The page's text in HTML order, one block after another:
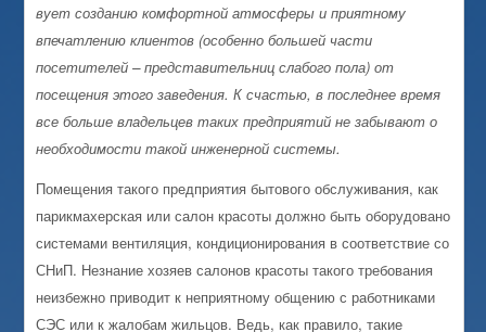
вует созданию комфортной атмосферы и приятному
впечатлению клиентов (особенно большей части
посетителей – представительниц слабого пола) от
посещения этого заведения. К счастью, в последнее время
все больше владельцев таких предприятий не забывают о
необходимости такой инженерной системы.
Помещения такого предприятия бытового обслуживания, как
парикмахерская или салон красоты должно быть оборудовано
системами вентиляция, кондиционирования в соответствие со
СНиП. Незнание хозяев салонов красоты такого требования
неизбежно приводит к неприятному общению с работниками
СЭС или к жалобам жильцов. Ведь, как правило, такие